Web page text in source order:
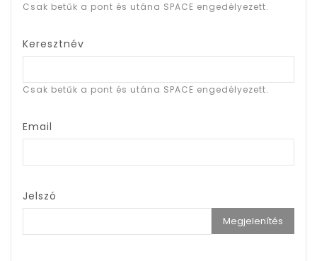
Csak betűk a pont és utána SPACE engedélyezett.
Keresztnév
Csak betűk a pont és utána SPACE engedélyezett.
Email
Jelszó
Megjelenítés